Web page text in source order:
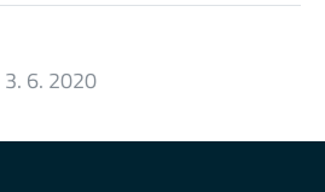
3. 6. 2020